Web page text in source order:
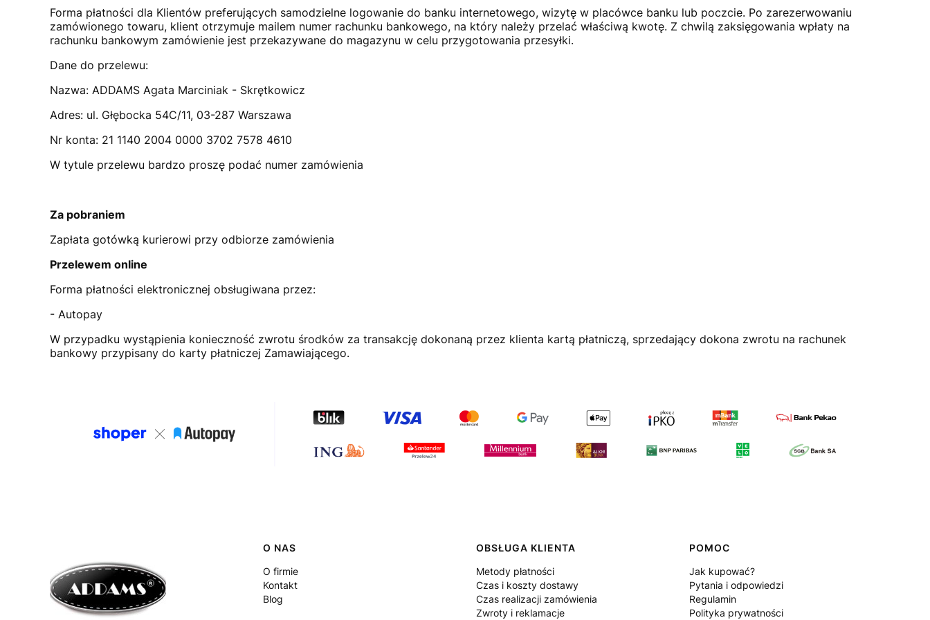
Forma płatności dla Klientów preferujących samodzielne logowanie do banku internetowego, wizytę w placówce banku lub poczcie. Po zarezerwowaniu
zamówionego towaru, klient otrzymuje mailem numer rachunku bankowego, na który należy przelać właściwą kwotę. Z chwilą zaksięgowania wpłaty na
rachunku bankowym zamówienie jest przekazywane do magazynu w celu przygotowania przesyłki.
Dane do przelewu:
Nazwa: ADDAMS Agata Marciniak - Skrętkowicz
Adres: ul. Głębocka 54C/11, 03-287 Warszawa
Nr konta: 21 1140 2004 0000 3702 7578 4610
W tytule przelewu bardzo proszę podać numer zamówienia
Za pobraniem
Zapłata gotówką kurierowi przy odbiorze zamówienia
Przelewem online
Forma płatności elektronicznej obsługiwana przez:
- Autopay
W przypadku wystąpienia konieczność zwrotu środków za transakcję dokonaną przez klienta kartą płatniczą, sprzedający dokona zwrotu na rachunek
bankowy przypisany do karty płatniczej Zamawiającego.
Linki w stopce
O NAS
O firmie
Kontakt
Blog
OBSŁUGA KLIENTA
Metody płatności
Czas i koszty dostawy
Czas realizacji zamówienia
Zwroty i reklamacje
POMOC
Jak kupować?
Pytania i odpowiedzi
Regulamin
Polityka prywatności